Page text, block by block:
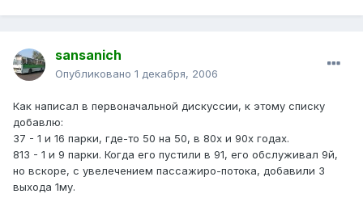
sansanich
Опубликовано 1 декабря, 2006
Как написал в первоначальной дискуссии, к этому списку
добавлю:
37 - 1 и 16 парки, где-то 50 на 50, в 80х и 90х годах.
813 - 1 и 9 парки. Когда его пустили в 91, его обслуживал 9й,
но вскоре, с увелечением пассажиро-потока, добавили 3
выхода 1му.